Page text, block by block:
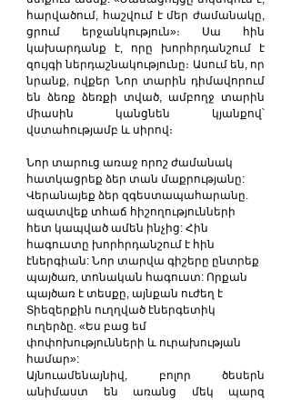
հարվածում, հաշվում է մեր ժամանակը,
ցրում երջանկություն»։ Սա հին
կախարդանք է, որը խորհրդանշում է
զույգի ներդաշնակությունը։ Ասում են, որ
նրանք, ովքեր Նոր տարին դիմավորում
են ձեռք ձեռքի տված, ամբողջ տարին
միասին կանցնեն կյանքով՝
վստահությամբ և սիրով։
Նոր տարուց առաջ որոշ ժամանակ
հատկացրեք ձեր տան մաքրությանը:
Վերանայեք ձեր զգեստապահարանը.
ազատվեք տհաճ հիշողությունների
հետ կապված ամեն ինչից: Հին
հագուստը խորհրդանշում է հին
էներգիան: Նոր տարվա գիշերը ընտրեք
պայծառ, տոնական հագուստ: Որքան
պայծառ է տեսքը, այնքան ուժեղ է
Տիեզերքին ուղղված էներգետիկ
ուղերձը. «Ես բաց եմ
փոփոխությունների և ուրախության
համար»:
Այնուամենայնիվ, բոլոր ծեսերն
անիմաստ են առանց մեկ պարզ